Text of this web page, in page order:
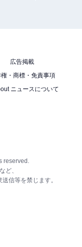
広告掲載
・商標・免責事項
ニュースについて
reserved.
ど、
信等を禁じます。